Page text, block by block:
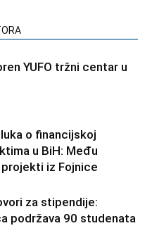
YUFO tržni centar u
o financijskoj
u BiH: Među
iz Fojnice
za stipendije:
podržava 90 studenata